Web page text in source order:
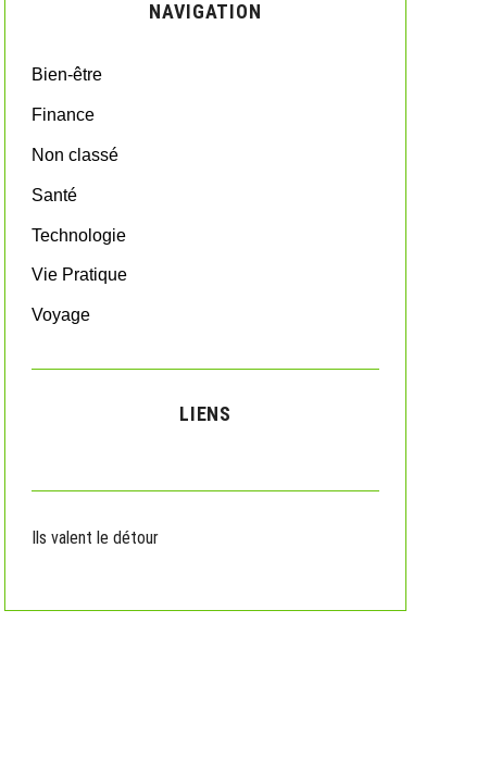
o
NAVIGATION
Bien-être
Finance
Non classé
Santé
Technologie
Vie Pratique
Voyage
LIENS
Ils valent le détour